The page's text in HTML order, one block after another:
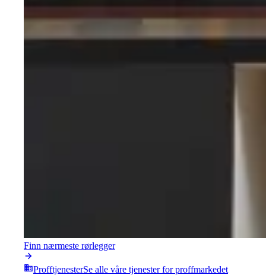
Finn nærmeste rørlegger
ProfftjenesterSe alle våre tjenester for proffmarkedet